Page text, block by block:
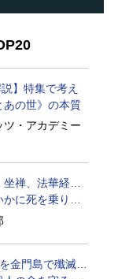
説】特集で考え
あの世》の本質
ツ・アカデミー
坐禅、法華経…
かに死を乗り越
金門島で殲滅…